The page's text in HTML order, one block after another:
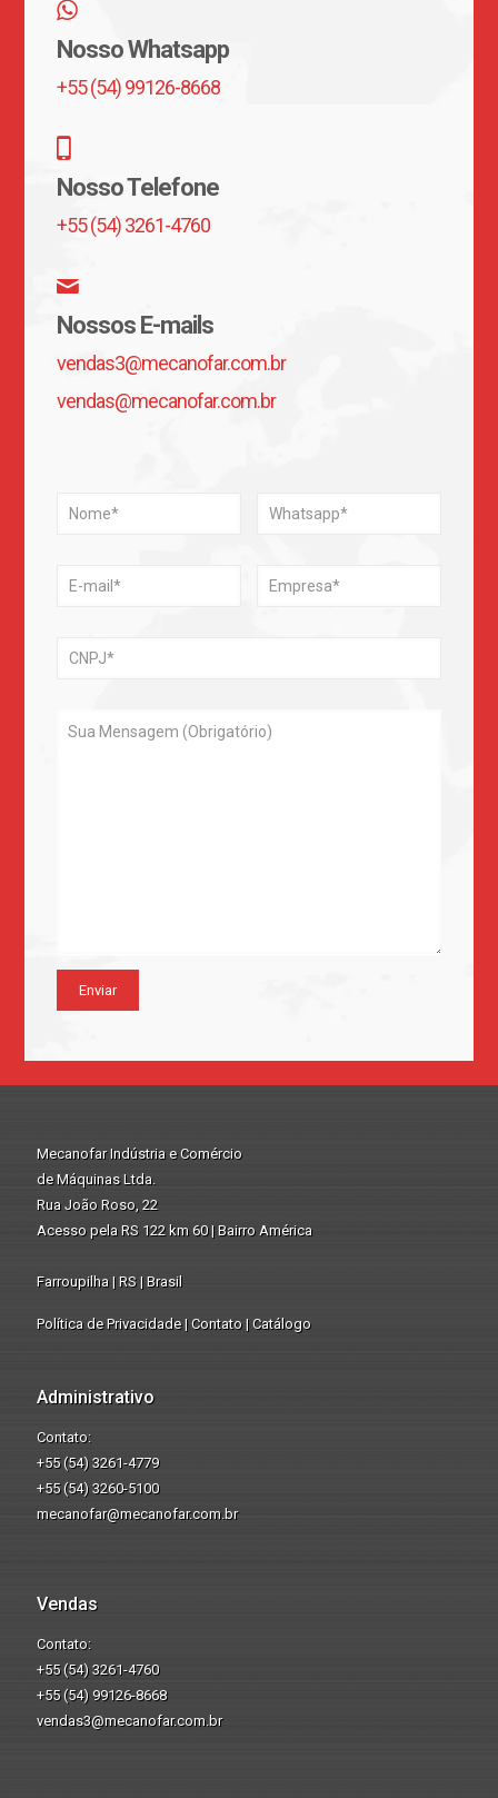
Nosso Whatsapp
+55 (54) 99126-8668
Nosso Telefone
+55 (54) 3261-4760
Nossos E-mails
vendas3@mecanofar.com.br
vendas@mecanofar.com.br
Mecanofar Indústria e Comércio
de Máquinas Ltda.
Rua João Roso, 22
Acesso pela RS 122 km 60 | Bairro América
Farroupilha | RS | Brasil
Política de Privacidade| Contato | Catálogo
Administrativo
Contato:
+55 (54) 3261-4779
+55 (54) 3260-5100
mecanofar@mecanofar.com.br
Vendas
Contato:
+55 (54) 3261-4760
+55 (54) 99126-8668
vendas3@mecanofar.com.br